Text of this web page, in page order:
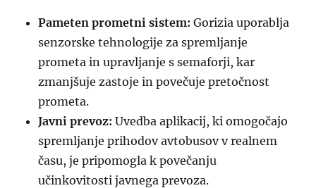
Pameten prometni sistem: Gorizia uporablja
senzorske tehnologije za spremljanje
prometa in upravljanje s semaforji, kar
zmanjšuje zastoje in povečuje pretočnost
prometa.
Javni prevoz: Uvedba aplikacij, ki omogočajo
spremljanje prihodov avtobusov v realnem
času, je pripomogla k povečanju
učinkovitosti javnega prevoza.